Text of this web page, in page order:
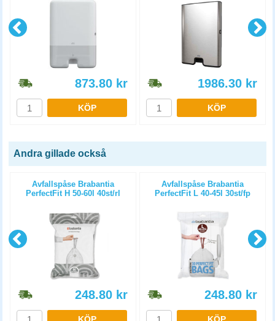
873.80 kr
KÖP
1986.30 kr
KÖP
Andra gillade också
Avfallspåse Brabantia
PerfectFit H 50-60l 40st/rl
248.80 kr
Avfallspåse Brabantia
PerfectFit L 40-45l 30st/fp
248.80 kr